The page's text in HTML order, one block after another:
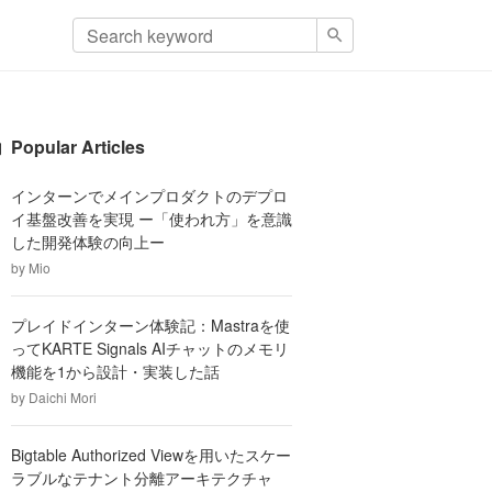
Popular Articles
インターンでメインプロダクトのデプロ
イ基盤改善を実現 ー「使われ方」を意識
した開発体験の向上ー
by Mio
プレイドインターン体験記：Mastraを使
ってKARTE Signals AIチャットのメモリ
機能を1から設計・実装した話
by Daichi Mori
Bigtable Authorized Viewを用いたスケー
ラブルなテナント分離アーキテクチャ